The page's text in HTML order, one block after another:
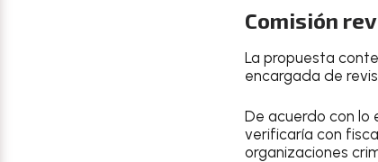
Comisión
La propuesta
encargada de
De acuerdo con lo
verificaría con
organizaciones